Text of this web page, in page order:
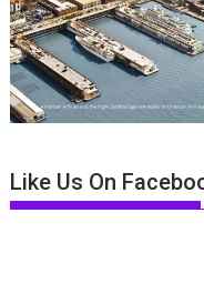
Like Us On